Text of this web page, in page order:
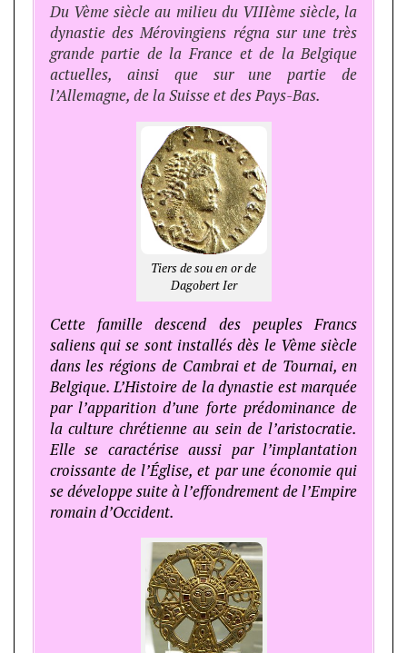
Du Vème siècle au milieu du VIIIème siècle, la
dynastie des Mérovingiens régna sur une très
grande partie de la France et de la Belgique
actuelles, ainsi que sur une partie de
l’Allemagne, de la Suisse et des Pays-Bas.
Tiers de sou en or de
Dagobert Ier
Cette famille descend des peuples Francs
saliens qui se sont installés dès le Vème siècle
dans les régions de Cambrai et de Tournai, en
Belgique. L’Histoire de la dynastie est marquée
par l’apparition d’une forte prédominance de
la culture chrétienne au sein de l’aristocratie.
Elle se caractérise aussi par l’implantation
croissante de l’Église, et par une économie qui
se développe suite à l’effondrement de l’Empire
romain d’Occident.